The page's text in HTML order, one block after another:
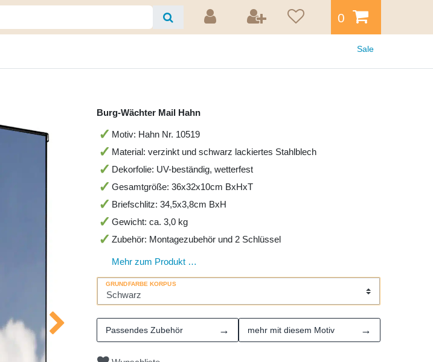
0
Sale
Burg-Wächter Mail Hahn
Motiv: Hahn Nr. 10519
Material: verzinkt und schwarz lackiertes Stahlblech
Dekorfolie: UV-beständig, wetterfest
Gesamtgröße: 36x32x10cm BxHxT
Briefschlitz: 34,5x3,8cm BxH
Gewicht: ca. 3,0 kg
Zubehör: Montagezubehör und 2 Schlüssel
Mehr zum Produkt …
GRUNDFARBE KORPUS
Passendes Zubehör → mehr mit diesem Motiv →